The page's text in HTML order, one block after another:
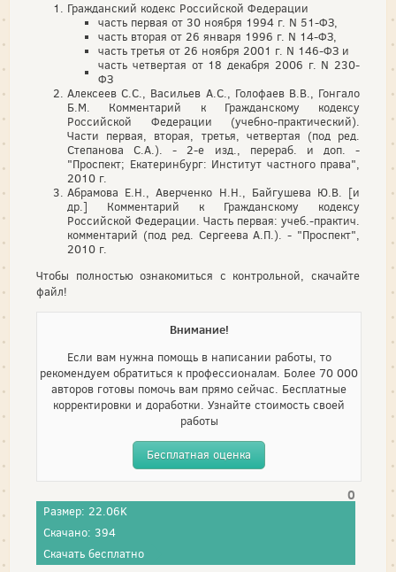
Гражданский кодекс Российской Федерации
часть первая от 30 ноября 1994 г. N 51-ФЗ,
часть вторая от 26 января 1996 г. N 14-ФЗ,
часть третья от 26 ноября 2001 г. N 146-ФЗ и
часть четвертая от 18 декабря 2006 г. N 230-
ФЗ
Алексеев С.С., Васильев А.С., Голофаев В.В., Гонгало
Б.М. Комментарий к Гражданскому кодексу
Российской Федерации (учебно-практический).
Части первая, вторая, третья, четвертая (под ред.
Степанова С.А.). - 2-е изд., перераб. и доп. -
"Проспект; Екатеринбург: Институт частного права",
2010 г.
Абрамова Е.Н., Аверченко Н.Н., Байгушева Ю.В. [и
др.] Комментарий к Гражданскому кодексу
Российской Федерации. Часть первая: учеб.-практич.
комментарий (под ред. Сергеева А.П.). - "Проспект",
2010 г.
Чтобы полностью ознакомиться с контрольной, скачайте
файл!
Внимание!
Если вам нужна помощь в написании работы, то
рекомендуем обратиться к профессионалам. Более 70 000
авторов готовы помочь вам прямо сейчас. Бесплатные
корректировки и доработки. Узнайте стоимость своей
работы
Бесплатная оценка
0
Размер: 22.06K
Скачано: 394
Скачать бесплатно